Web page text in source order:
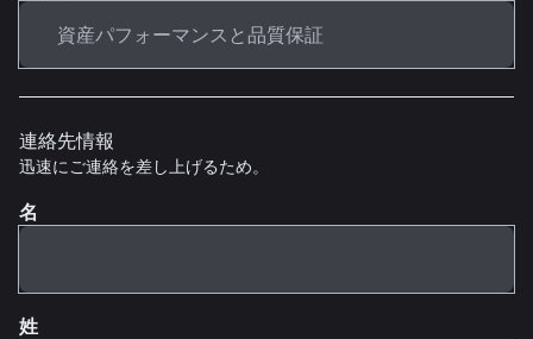
連絡先情報
迅速にご連絡を差し上げるため。
名
姓